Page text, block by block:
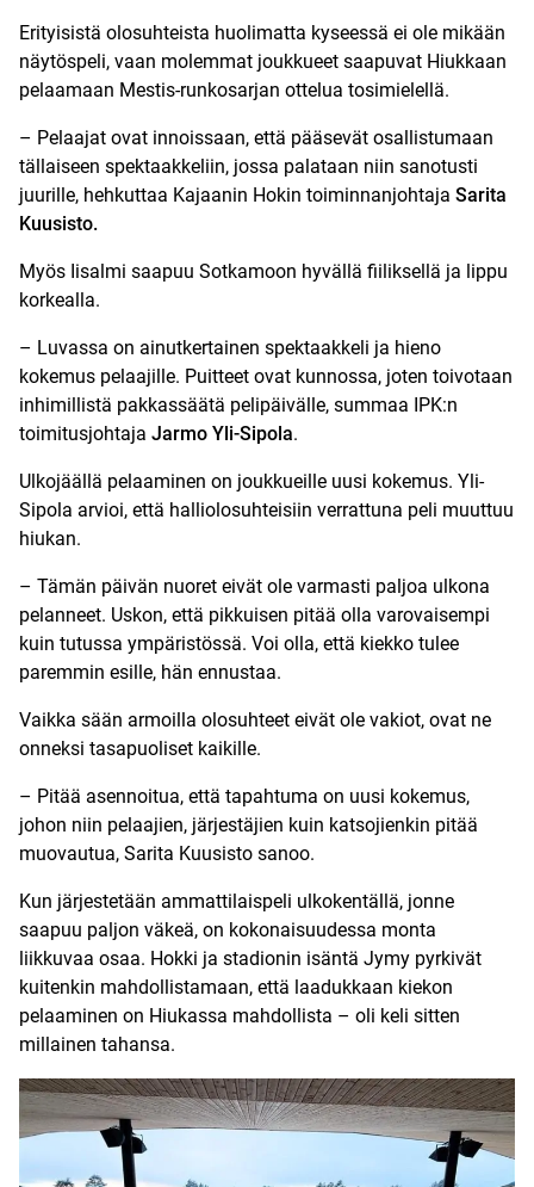
Erityisistä olosuhteista huolimatta kyseessä ei ole mikään
näytöspeli, vaan molemmat joukkueet saapuvat Hiukkaan
pelaamaan Mestis-runkosarjan ottelua tosimielellä.
– Pelaajat ovat innoissaan, että pääsevät osallistumaan
tällaiseen spektaakkeliin, jossa palataan niin sanotusti
juurille, hehkuttaa Kajaanin Hokin toiminnanjohtaja Sarita
Kuusisto.
Myös Iisalmi saapuu Sotkamoon hyvällä fiiliksellä ja lippu
korkealla.
– Luvassa on ainutkertainen spektaakkeli ja hieno
kokemus pelaajille. Puitteet ovat kunnossa, joten toivotaan
inhimillistä pakkassäätä pelipäivälle, summaa IPK:n
toimitusjohtaja Jarmo Yli-Sipola.
Ulkojäällä pelaaminen on joukkueille uusi kokemus. Yli-
Sipola arvioi, että halliolosuhteisiin verrattuna peli muuttuu
hiukan.
– Tämän päivän nuoret eivät ole varmasti paljoa ulkona
pelanneet. Uskon, että pikkuisen pitää olla varovaisempi
kuin tutussa ympäristössä. Voi olla, että kiekko tulee
paremmin esille, hän ennustaa.
Vaikka sään armoilla olosuhteet eivät ole vakiot, ovat ne
onneksi tasapuoliset kaikille.
– Pitää asennoitua, että tapahtuma on uusi kokemus,
johon niin pelaajien, järjestäjien kuin katsojienkin pitää
muovautua, Sarita Kuusisto sanoo.
Kun järjestetään ammattilaispeli ulkokentällä, jonne
saapuu paljon väkeä, on kokonaisuudessa monta
liikkuvaa osaa. Hokki ja stadionin isäntä Jymy pyrkivät
kuitenkin mahdollistamaan, että laadukkaan kiekon
pelaaminen on Hiukassa mahdollista – oli keli sitten
millainen tahansa.